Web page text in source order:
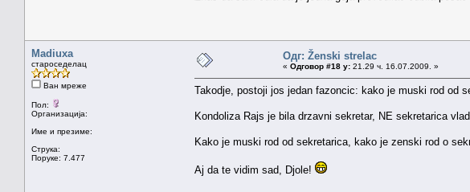
Madiuxa
староседелац
Ван мреже
Пол:
Организација:
Име и презиме:
Струка:
Поруке: 7.477
Одг: Ženski strelac
« Одговор #18 у: 21.29 ч. 16.07.2009. »
Takodje, postoji jos jedan fazoncic: kako je muski rod od
Kondoliza Rajs je bila drzavni sekretar, NE sekretarica
Kako je muski rod od sekretarica, kako je zenski rod o
Aj da te vidim sad, Djole!